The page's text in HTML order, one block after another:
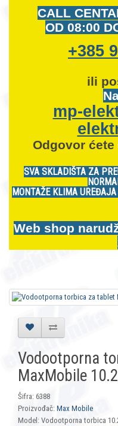
CALL
OD 08:00
+385
ili
mp-
Odgovor
SVA SKLADIŠTA ZA
MONTAŽE KLIMA
Web shop
Vodootporna
MaxMobile
Šifra: 6388
Proizvođač: Max Mobile
Model: Vodootporna torbica